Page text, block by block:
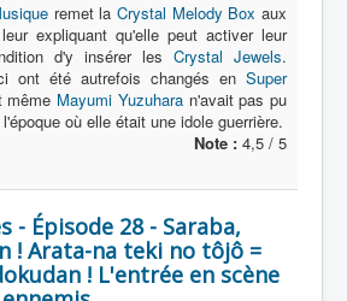
remet la Crystal Melody Box aux
expliquant qu'elle peut activer leur
d'y insérer les Crystal Jewels.
ont été autrefois changés en Super
même Mayumi Yuzuharan'avait pas pu
où elle était une idole guerrière.
Note : 4,5 / 5
- Épisode 28 - Saraba,
! Arata-na teki no tôjô =
! L'entrée en scène